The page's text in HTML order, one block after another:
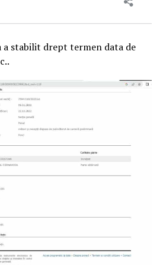
stabilit drept termen data de